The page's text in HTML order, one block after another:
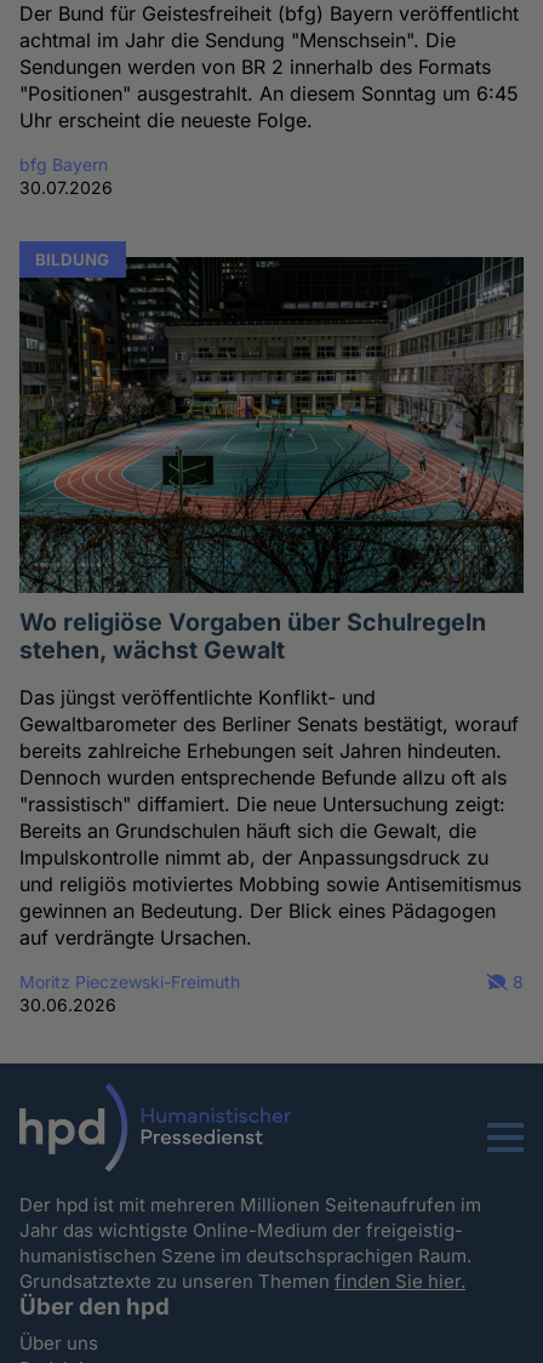
Der Bund für Geistesfreiheit (bfg) Bayern veröffentlicht
achtmal im Jahr die Sendung "Menschsein". Die
Sendungen werden von BR 2 innerhalb des Formats
"Positionen" ausgestrahlt. An diesem Sonntag um 6:45
Uhr erscheint die neueste Folge.
bfg Bayern
30.07.2026
BILDUNG
Wo religiöse Vorgaben über Schulregeln
stehen, wächst Gewalt
Das jüngst veröffentlichte Konflikt- und
Gewaltbarometer des Berliner Senats bestätigt, worauf
bereits zahlreiche Erhebungen seit Jahren hindeuten.
Dennoch wurden entsprechende Befunde allzu oft als
"rassistisch" diffamiert. Die neue Untersuchung zeigt:
Bereits an Grundschulen häuft sich die Gewalt, die
Impulskontrolle nimmt ab, der Anpassungsdruck zu
und religiös motiviertes Mobbing sowie Antisemitismus
gewinnen an Bedeutung. Der Blick eines Pädagogen
auf verdrängte Ursachen.
Moritz Pieczewski-Freimuth
30.06.2026
8
Menu
Der hpd ist mit mehreren Millionen Seitenaufrufen im
Jahr das wichtigste Online-Medium der freigeistig-
humanistischen Szene im deutschsprachigen Raum.
Grundsatztexte zu unseren Themenfinden Sie hier.
Über den hpd
Über uns